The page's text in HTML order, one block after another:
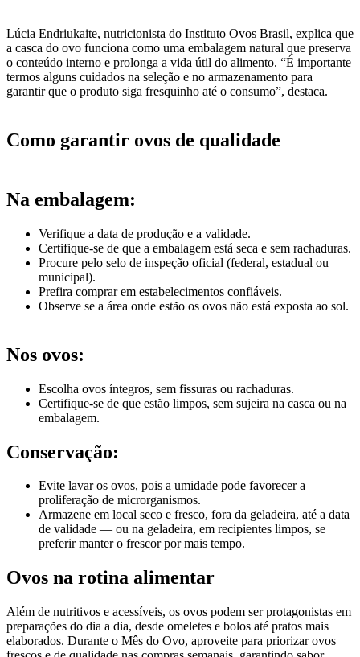
Lúcia Endriukaite, nutricionista do Instituto Ovos Brasil, explica que
a casca do ovo funciona como uma embalagem natural que preserva
o conteúdo interno e prolonga a vida útil do alimento. “É importante
termos alguns cuidados na seleção e no armazenamento para
garantir que o produto siga fresquinho até o consumo”, destaca.
Como garantir ovos de qualidade
Na embalagem:
Verifique a data de produção e a validade.
Certifique-se de que a embalagem está seca e sem rachaduras.
Procure pelo selo de inspeção oficial (federal, estadual ou
municipal).
Prefira comprar em estabelecimentos confiáveis.
Observe se a área onde estão os ovos não está exposta ao sol.
Nos ovos:
Escolha ovos íntegros, sem fissuras ou rachaduras.
Certifique-se de que estão limpos, sem sujeira na casca ou na
embalagem.
Conservação:
Evite lavar os ovos, pois a umidade pode favorecer a
proliferação de microrganismos.
Armazene em local seco e fresco, fora da geladeira, até a data
de validade — ou na geladeira, em recipientes limpos, se
preferir manter o frescor por mais tempo.
Ovos na rotina alimentar
Além de nutritivos e acessíveis, os ovos podem ser protagonistas em
preparações do dia a dia, desde omeletes e bolos até pratos mais
elaborados. Durante o Mês do Ovo, aproveite para priorizar ovos